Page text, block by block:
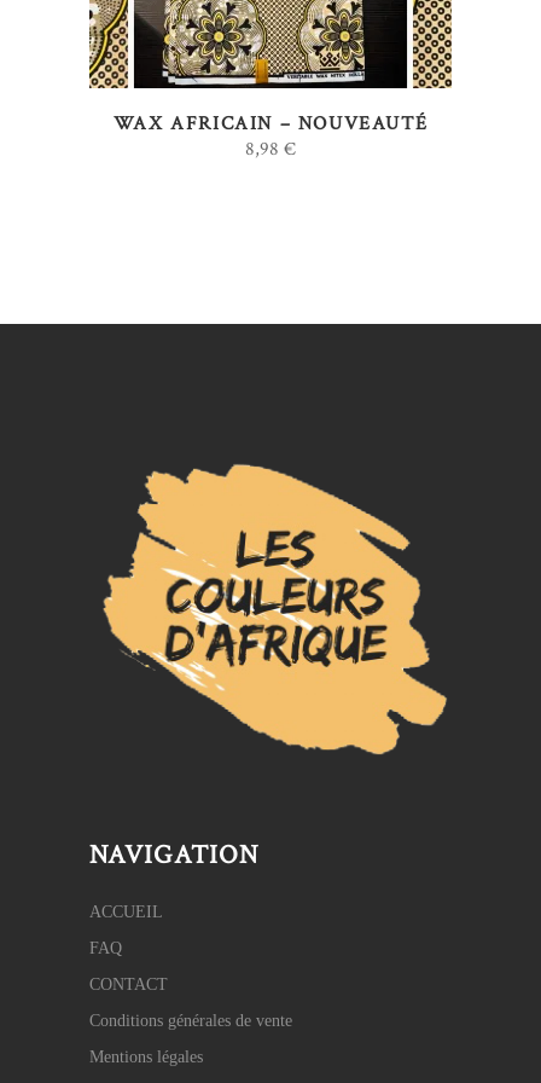
variations.
Les
options
peuvent
du
WAX AFRICAIN – NOUVEAUTÉ
8,98 €
NAVIGATION
ACCUEIL
FAQ
CONTACT
Conditions générales de vente
Mentions légales